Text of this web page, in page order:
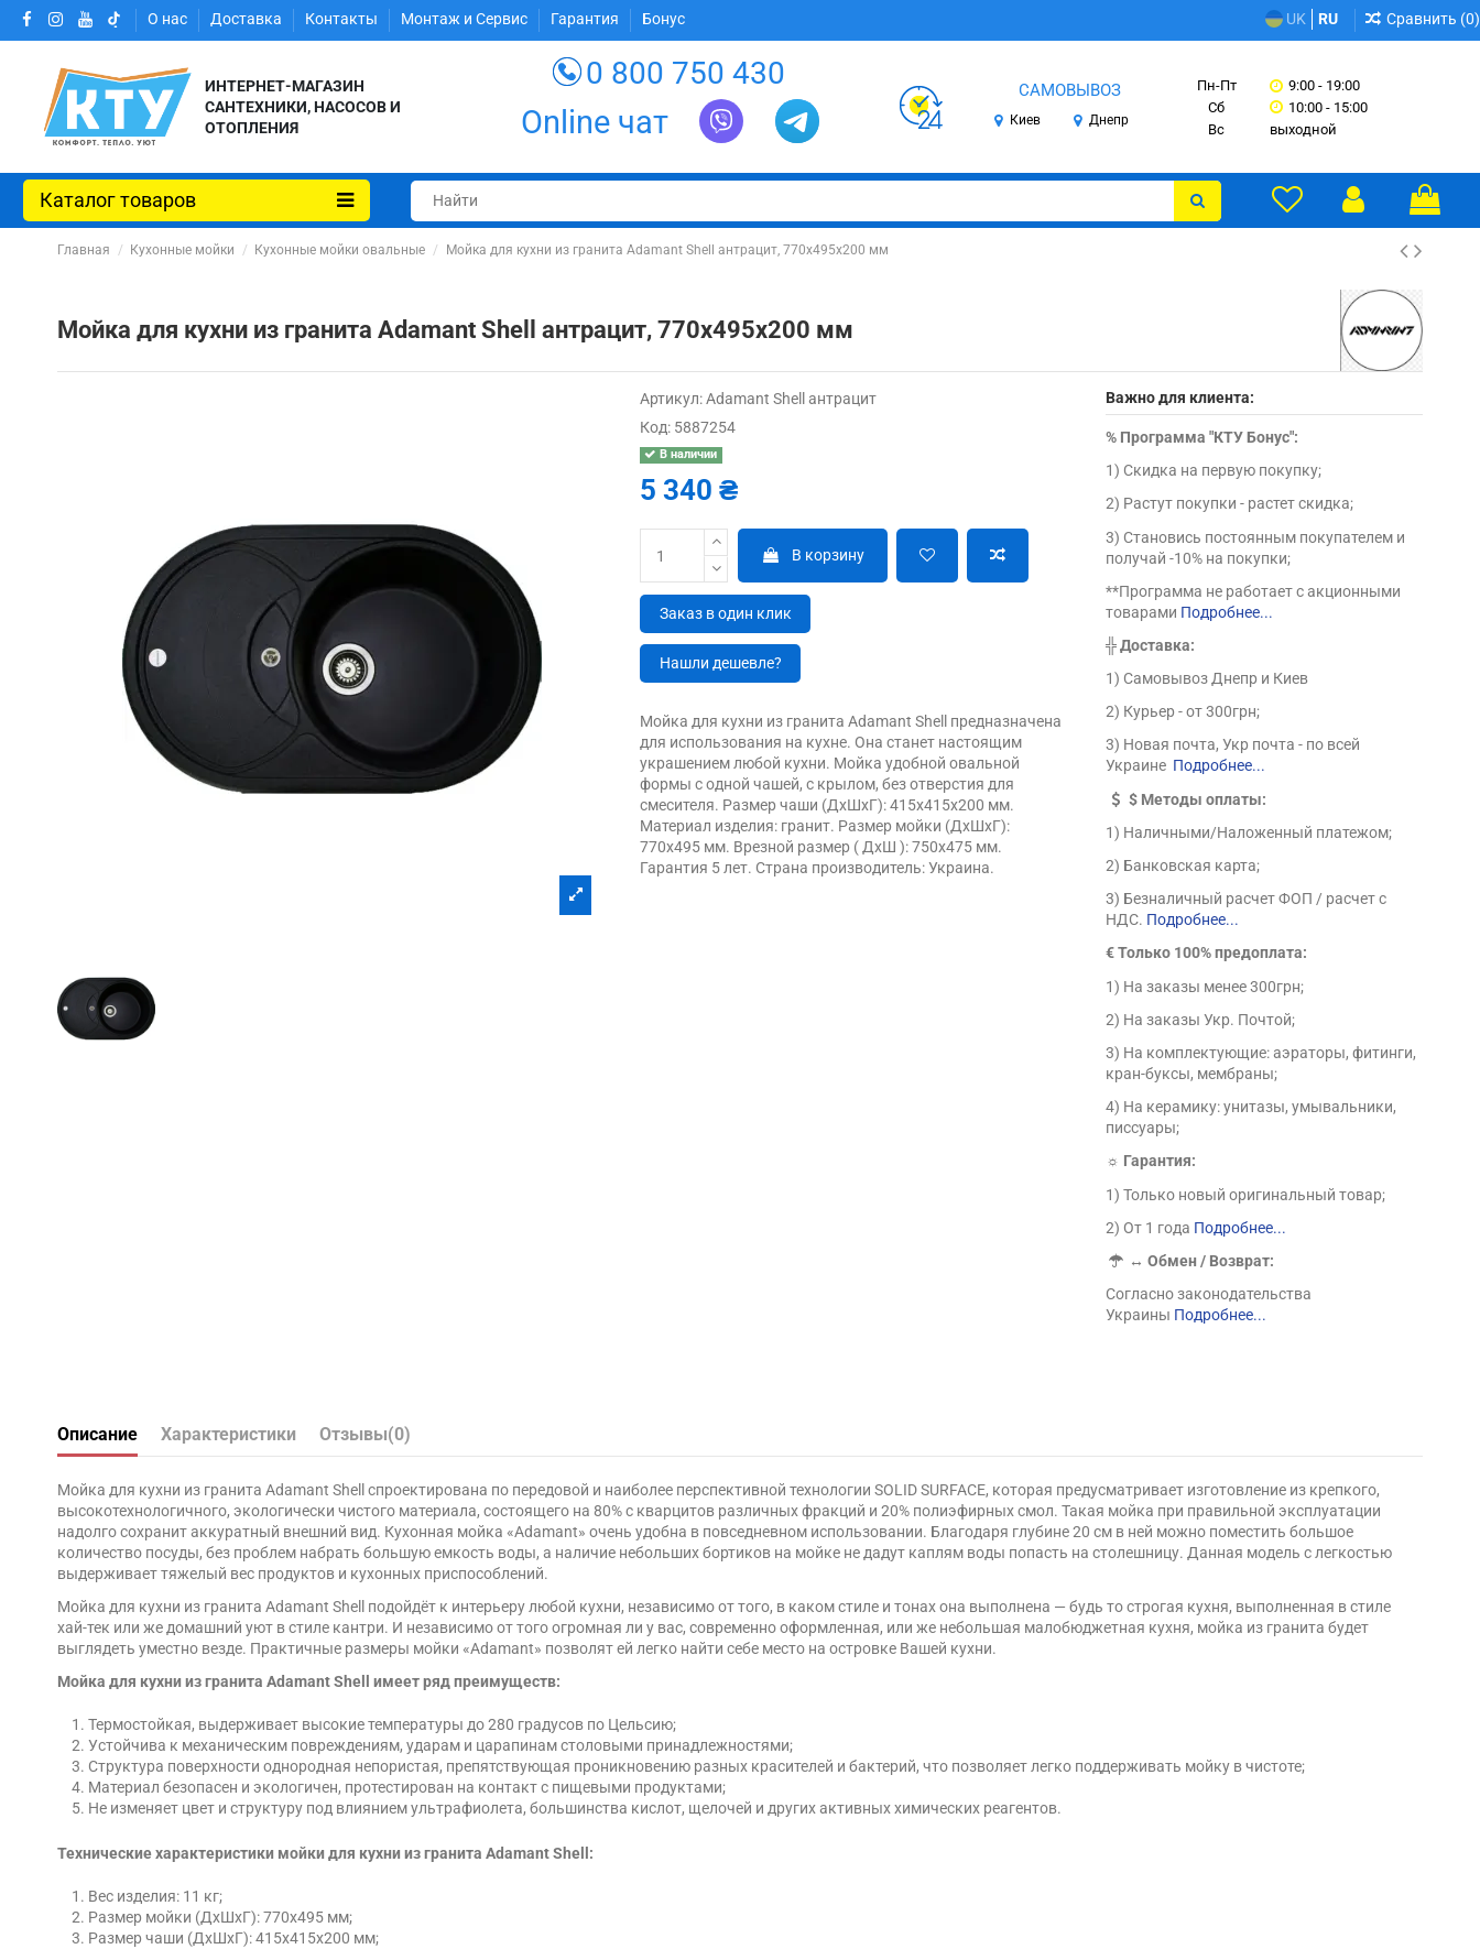
О нас Доставка Контакты Монтаж и Сервис Гарантия Бонус UK RU Сравнить (0)
ИНТЕРНЕТ-МАГАЗИН
САНТЕХНИКИ, НАСОСОВ И
ОТОПЛЕНИЯ
0 800 750 430
Online чат
САМОВЫВОЗ
Киев Днепр
Пн-Пт
Сб
Вс
9:00 - 19:00
10:00 - 15:00
выходной
Каталог товаров
Главная Кухонные мойки Кухонные мойки овальные Мойка для кухни из гранита Adamant Shell антрацит, 770х495х200 мм
Мойка для кухни из гранита Adamant Shell антрацит, 770х495х200 мм
Артикул:Adamant Shell антрацит
Код: 5887254
В наличии
5 340 ₴
В корзину
Заказ в один клик
Нашли дешевле?
Мойка для кухни из гранита Adamant Shell предназначена
для использования на кухне. Она станет настоящим
украшением любой кухни. Мойка удобной овальной
формы с одной чашей, с крылом, без отверстия для
смесителя. Размер чаши (ДхШхГ): 415х415х200 мм.
Материал изделия: гранит. Размер мойки (ДхШхГ):
770х495 мм. Врезной размер ( ДхШ ): 750х475 мм.
Гарантия 5 лет. Страна производитель: Украина.
Важно для клиента:
% Программа "КТУ Бонус":
1) Скидка на первую покупку;
2) Растут покупки - растет скидка;
3) Становись постоянным покупателем и
получай -10% на покупки;
**Программа не работает с акционными
товарами Подробнее...
╬Доставка:
1) Самовывоз Днепр и Киев
2) Курьер - от 300грн;
3) Новая почта, Укр почта - по всей
Украине Подробнее...
$ Методы оплаты:
1) Наличными/Наложенный платежом;
2) Банковская карта;
3) Безналичный расчет ФОП / расчет с
НДС. Подробнее...
€ Только 100% предоплата:
1) На заказы менее 300грн;
2) На заказы Укр. Почтой;
3) На комплектующие: аэраторы, фитинги,
кран-буксы, мембраны;
4) На керамику: унитазы, умывальники,
писсуары;
☼ Гарантия:
1) Только новый оригинальный товар;
2) От 1 года Подробнее...
↔Обмен / Возврат:
Согласно законодательства
Украины Подробнее...
Описание Характеристики Отзывы(0)
Мойка для кухни из гранита Adamant Shell спроектирована по передовой и наиболее перспективной технологии SOLID SURFACE, которая предусматривает изготовление из крепкого,
высокотехнологичного, экологически чистого материала, состоящего на 80% с кварцитов различных фракций и 20% полиэфирных смол. Такая мойка при правильной эксплуатации
надолго сохранит аккуратный внешний вид. Кухонная мойка «Adamant» очень удобна в повседневном использовании. Благодаря глубине 20 см в ней можно поместить большое
количество посуды, без проблем набрать большую емкость воды, а наличие небольших бортиков на мойке не дадут каплям воды попасть на столешницу. Данная модель с легкостью
выдерживает тяжелый вес продуктов и кухонных приспособлений.
Мойка для кухни из гранита Adamant Shell подойдёт к интерьеру любой кухни, независимо от того, в каком стиле и тонах она выполнена — будь то строгая кухня, выполненная в стиле
хай-тек или же домашний уют в стиле кантри. И независимо от того огромная ли у вас, современно оформленная, или же небольшая малобюджетная кухня, мойка из гранита будет
выглядеть уместно везде. Практичные размеры мойки «Adamant» позволят ей легко найти себе место на островке Вашей кухни.
Мойка для кухни из гранита Adamant Shell имеет ряд преимуществ:
Термостойкая, выдерживает высокие температуры до 280 градусов по Цельсию;
Устойчива к механическим повреждениям, ударам и царапинам столовыми принадлежностями;
Структура поверхности однородная непористая, препятствующая проникновению разных красителей и бактерий, что позволяет легко поддерживать мойку в чистоте;
Материал безопасен и экологичен, протестирован на контакт с пищевыми продуктами;
Не изменяет цвет и структуру под влиянием ультрафиолета, большинства кислот, щелочей и других активных химических реагентов.
Технические характеристики мойки для кухни из гранита Adamant Shell:
Вес изделия: 11 кг;
Размер мойки (ДхШхГ): 770х495 мм;
Размер чаши (ДхШхГ): 415х415х200 мм;